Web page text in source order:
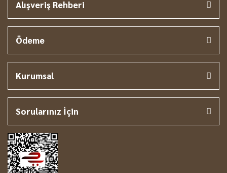
Alışveriş Rehberi
Ödeme
Kurumsal
Sorularınız İçin